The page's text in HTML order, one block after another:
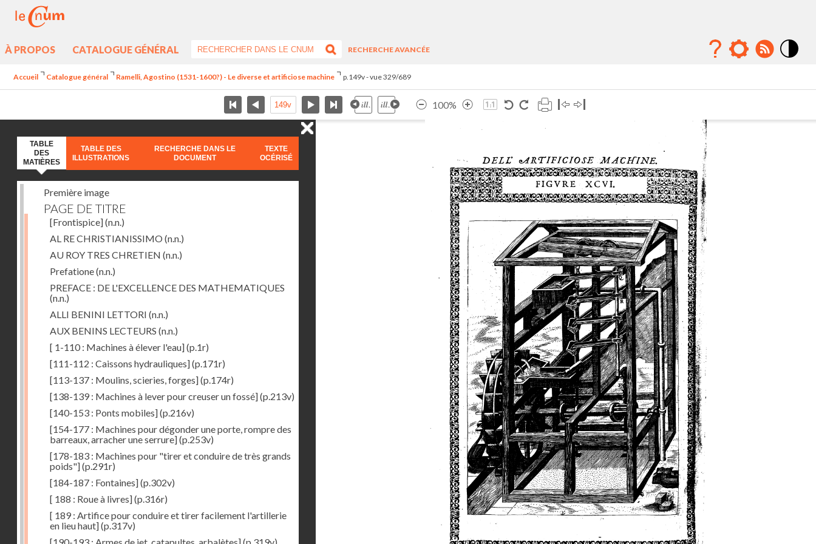
À PROPOS CATALOGUE GÉNÉRAL
RECHERCHE AVANCÉE
Accueil Catalogue général Ramelli, Agostino (1531-1600?) - Le diverse et artificiose machine p.149v - vue 329/689
100%
TABLE
DES
MATIÈRES
TABLE DES
ILLUSTRATIONS
RECHERCHE DANS LE
DOCUMENT
TEXTE
OCÉRISÉ
Première image
PAGE DE TITRE
[Frontispice](n.n.)
AL RE CHRISTIANISSIMO (n.n.)
AU ROY TRES CHRETIEN (n.n.)
Prefatione(n.n.)
PREFACE : DE L'EXCELLENCE DES MATHEMATIQUES
(n.n.)
ALLI BENINI LETTORI (n.n.)
AUX BENINS LECTEURS (n.n.)
[ 1-110 : Machines à élever l'eau](p.1r)
[111-112 : Caissons hydrauliques](p.171r)
[113-137 : Moulins, scieries, forges](p.174r)
[138-139 : Machines à lever pour creuser un fossé](p.213v)
[140-153 : Ponts mobiles](p.216v)
[154-177 : Machines pour dégonder une porte, rompre des
barreaux, arracher une serrure](p.253v)
[178-183 : Machines pour "tirer et conduire de très grands
poids"](p.291r)
[184-187 : Fontaines](p.302v)
[ 188 : Roue à livres](p.316r)
[ 189 : Artifice pour conduire et tirer facilement l'artillerie
en lieu haut](p.317v)